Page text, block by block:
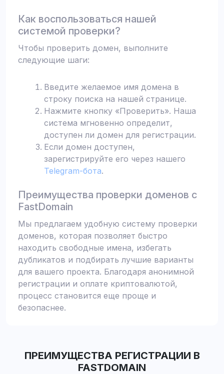
Как воспользоваться нашей
системой проверки?
Чтобы проверить домен, выполните
следующие шаги:
Введите желаемое имя домена в
строку поиска на нашей странице.
Нажмите кнопку «Проверить». Наша
система мгновенно определит,
доступен ли домен для регистрации.
Если домен доступен,
зарегистрируйте его через нашего
Telegram-бота.
Преимущества проверки доменов с
FastDomain
Мы предлагаем удобную систему проверки
доменов, которая позволяет быстро
находить свободные имена, избегать
дубликатов и подбирать лучшие варианты
для вашего проекта. Благодаря анонимной
регистрации и оплате криптовалютой,
процесс становится еще проще и
безопаснее.
ПРЕИМУЩЕСТВА РЕГИСТРАЦИИ В
FASTDOMAIN